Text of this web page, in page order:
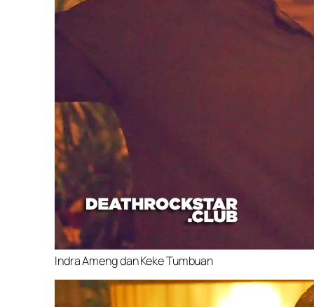
Indra Ameng dan Keke Tumbuan